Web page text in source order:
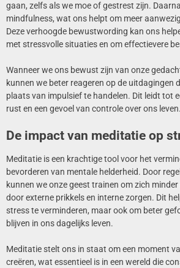
gaan, zelfs als we moe of gestrest zijn.
mindfulness, wat ons helpt om meer
Deze verhoogde bewustwording kan ons
met stressvolle situaties en om effectievere
Wanneer we ons bewust zijn van onze
kunnen we beter reageren op de uitdagingen
plaats van impulsief te handelen. Dit leidt tot
rust en een gevoel van controle over ons leven.
De impact van meditatie op
Meditatie is een krachtige tool voor het
bevorderen van mentale helderheid. Door
kunnen we onze geest trainen om zich
door externe prikkels en interne zorgen. Dit
stress te verminderen, maar ook om beter
blijven in ons dagelijks leven.
Meditatie stelt ons in staat om een moment
creëren, wat essentieel is in een wereld die